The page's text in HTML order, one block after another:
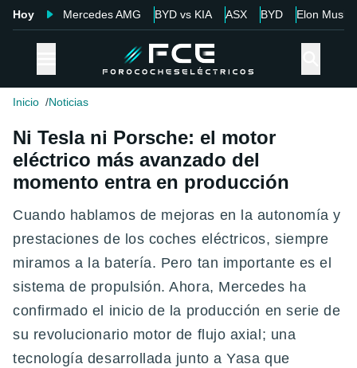
Hoy Mercedes AMG BYD vs KIA ASX BYD Elon Musk
Inicio Noticias
Ni Tesla ni Porsche: el motor
eléctrico más avanzado del
momento entra en producción
Cuando hablamos de mejoras en la autonomía y
prestaciones de los coches eléctricos, siempre
miramos a la batería. Pero tan importante es el
sistema de propulsión. Ahora, Mercedes ha
confirmado el inicio de la producción en serie de
su revolucionario motor de flujo axial; una
tecnología desarrollada junto a Yasa que